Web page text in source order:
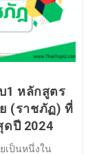
1 หลักสูตร
(ราชภัฏ) ที่
ดปี 2024
เป็นหนึ่งใน